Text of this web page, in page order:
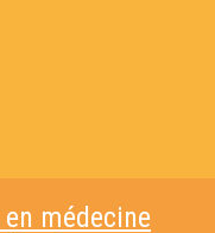
médecine